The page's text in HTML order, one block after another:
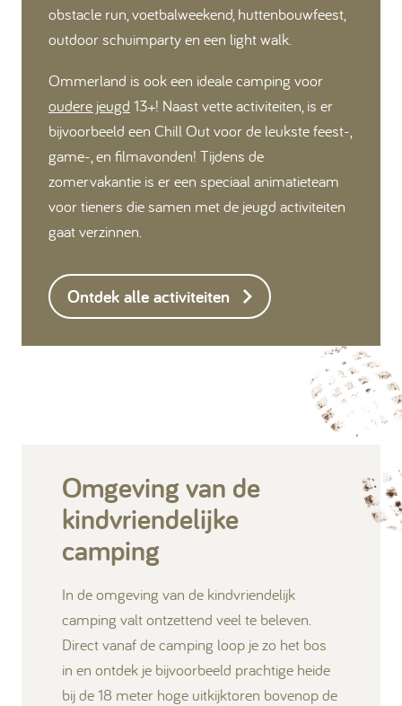
obstacle run, voetbalweekend, huttenbouwfeest,
outdoor schuimparty en een light walk.
Ommerland is ook een ideale camping voor
oudere jeugd 13+! Naast vette activiteiten, is er
bijvoorbeeld een Chill Out voor de leukste feest-,
game-, en filmavonden! Tijdens de
zomervakantie is er een speciaal animatieteam
voor tieners die samen met de jeugd activiteiten
gaat verzinnen.
Ontdek alle activiteiten
Omgeving van de
kindvriendelijke
camping
In de omgeving van de kindvriendelijk
camping valt ontzettend veel te beleven.
Direct vanaf de camping loop je zo het bos
in en ontdek je bijvoorbeeld prachtige heide
bij de 18 meter hoge uitkijktoren bovenop de